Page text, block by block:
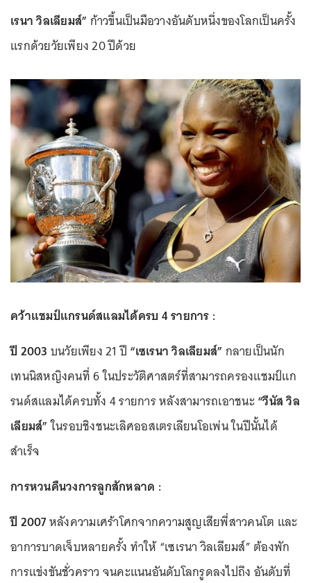
เรนา วิลเลียมส์” ก้าวขึ้นเป็นมือวางอันดับหนึ่งของโลกเป็นครั้ง
แรกด้วยวัยเพียง 20 ปีด้วย
คว้าแชมป์แกรนด์สแลมได้ครบ 4 รายการ :
ปี 2003 บนวัยเพียง 21 ปี “เซเรนา วิลเลียมส์” กลายเป็นนัก
เทนนิสหญิงคนที่ 6 ในประวัติศาสตร์ที่สามารถครองแชมป์แก
รนด์สแลมได้ครบทั้ง 4 รายการ หลังสามารถเอาชนะ“วีนัส วิล
เลียมส์”ในรอบชิงชนะเลิศออสเตรเลียนโอเพ่น ในปีนั้นได้
สำเร็จ
การหวนคืนวงการลูกสักหลาด :
ปี 2007หลังความเศร้าโศกจากความสูญเสียพี่สาวคนโต และ
อาการบาดเจ็บหลายครั้ง ทำให้ “เซเรนา วิลเลียมส์” ต้องพัก
การแข่งขันชั่วคราว จนคะแนนอันดับโลกรูดลงไปถึง อันดับที่